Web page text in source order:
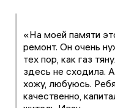
«На моей памяти
ремонт. Он очень
тех пор, как газ
здесь не сходила.
хожу, любуюсь.
качественно,